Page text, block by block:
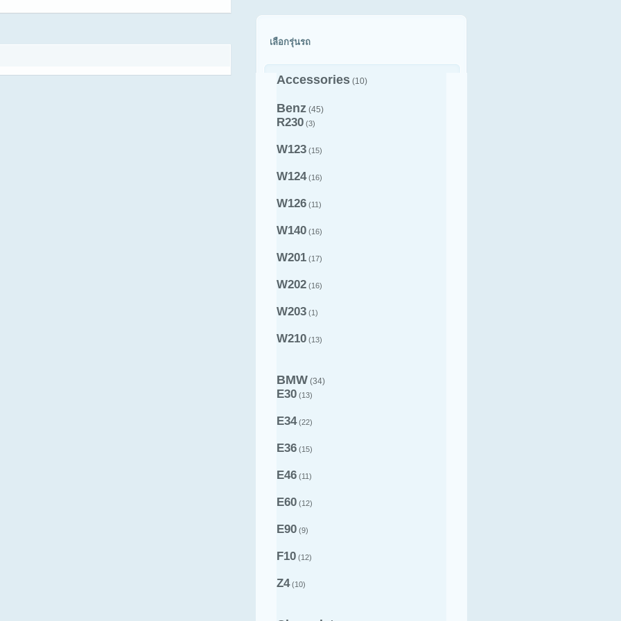
เลือกรุ่นรถ
Accessories (10)
Benz (45)
R230 (3)
W123 (15)
W124(16)
W126 (11)
W140 (16)
W201 (17)
W202 (16)
W203 (1)
W210 (13)
BMW (34)
E30 (13)
E34(22)
E36 (15)
E46 (11)
E60 (12)
E90 (9)
F10 (12)
Z4(10)